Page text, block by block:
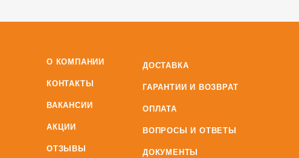
О КОМПАНИИ
КОНТАКТЫ
ВАКАНСИИ
АКЦИИ
ОТЗЫВЫ
ДОСТАВКА
ГАРАНТИИ И ВОЗВРАТ
ОПЛАТА
ВОПРОСЫ И ОТВЕТЫ
ДОКУМЕНТЫ